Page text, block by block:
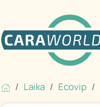
Laika Ecovip